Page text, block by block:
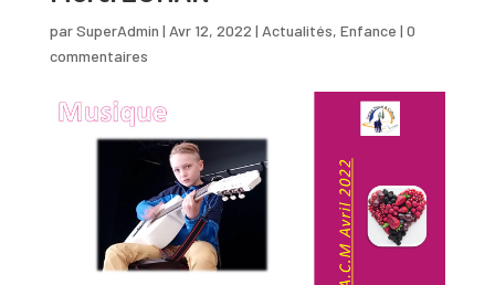
parSuperAdmin | Avr 12, 2022 | Actualités, Enfance | 0
commentaires